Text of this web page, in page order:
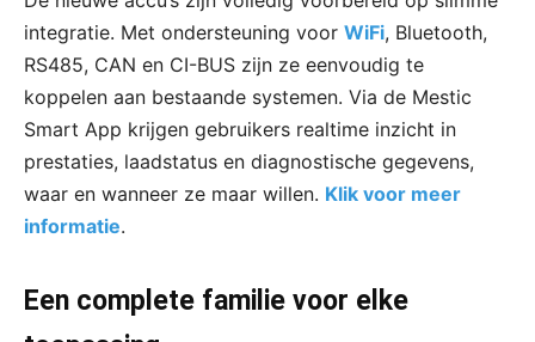
integratie. Met ondersteuning voor WiFi, Bluetooth,
RS485, CAN en CI-BUS zijn ze eenvoudig te
koppelen aan bestaande systemen. Via de Mestic
Smart App krijgen gebruikers realtime inzicht in
prestaties, laadstatus en diagnostische gegevens,
waar en wanneer ze maar willen. Klik voor meer
informatie.
Een complete familie voor elke